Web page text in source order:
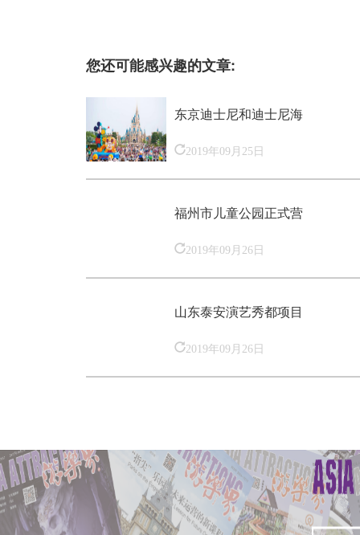
您还可能感兴趣的文章:
东京迪士尼和迪士尼海
2019年09月25日
福州市儿童公园正式营
2019年09月26日
山东泰安演艺秀都项目
2019年09月26日